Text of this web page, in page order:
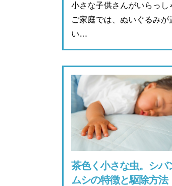
小さな子供さんがいらっし
ご家庭では、ぬいぐるみが
い…
茶色く小さな虫。シバ
ムシの特徴と駆除方法